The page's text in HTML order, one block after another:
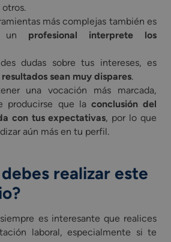
más complejas también es
un profesional interprete los
dudas sobre tus intereses, es
resultados sean muy dispares.
una vocación más marcada,
producirse que la conclusión del
con tus expectativas, por lo que
aún más en tu perfil.
realizar este
es interesante que realices
laboral, especialmente si te